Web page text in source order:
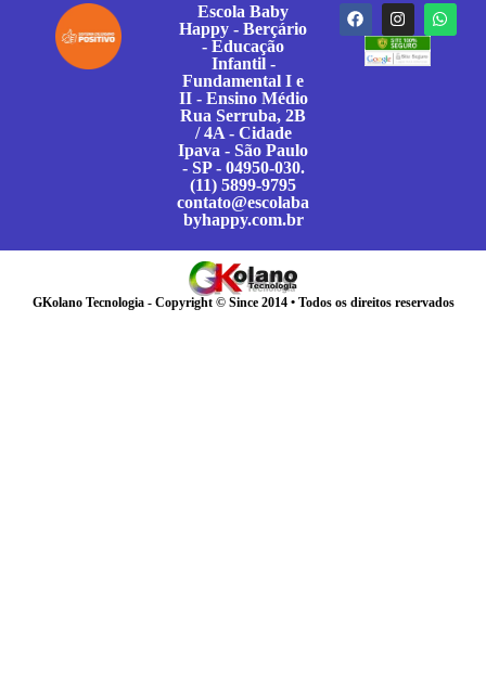
Escola Baby
Happy - Berçário
- Educação
Infantil -
Fundamental I e
II - Ensino Médio
Rua Serruba, 2B
/ 4A - Cidade
Ipava - São Paulo
- SP - 04950-030.
(11) 5899-9795
contato@escolaba
byhappy.com.br
GKolano Tecnologia - Copyright © Since 2014 • Todos os direitos reservados